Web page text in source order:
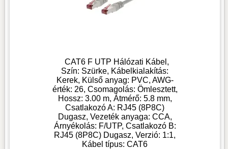
CAT6 F UTP Hálózati Kábel,
Szín: Szürke, Kábelkialakítás:
Kerek, Külső anyag: PVC, AWG-
érték: 26, Csomagolás: Ömlesztett,
Hossz: 3.00 m, Átmérő: 5.8 mm,
Csatlakozó A: RJ45 (8P8C)
Dugasz, Vezeték anyaga: CCA,
Árnyékolás: F/UTP, Csatlakozó B:
RJ45 (8P8C) Dugasz, Verzió: 1:1,
Kábel típus: CAT6